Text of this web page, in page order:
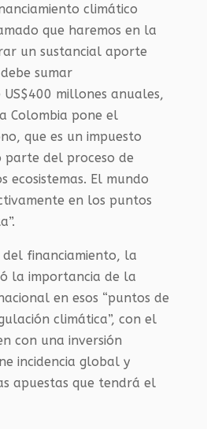
climático
que haremos en la
un sustancial aporte
sumar
millones anuales,
Colombia pone el
que es un impuesto
parte del proceso de
ecosistemas. El mundo
en los puntos
financiamiento, la
la importancia de la
en esos “puntos de
climática”, con el
con una inversión
incidencia global y
apuestas que tendrá el